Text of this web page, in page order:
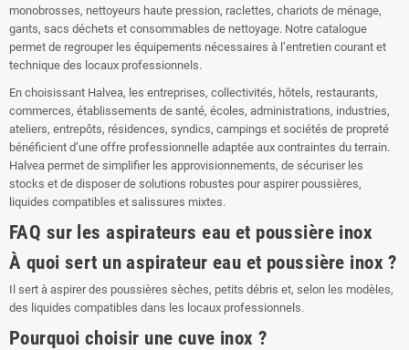
monobrosses, nettoyeurs haute pression, raclettes, chariots de ménage,
gants, sacs déchets et consommables de nettoyage. Notre catalogue
permet de regrouper les équipements nécessaires à l’entretien courant et
technique des locaux professionnels.
En choisissant Halvea, les entreprises, collectivités, hôtels, restaurants,
commerces, établissements de santé, écoles, administrations, industries,
ateliers, entrepôts, résidences, syndics, campings et sociétés de propreté
bénéficient d’une offre professionnelle adaptée aux contraintes du terrain.
Halvea permet de simplifier les approvisionnements, de sécuriser les
stocks et de disposer de solutions robustes pour aspirer poussières,
liquides compatibles et salissures mixtes.
FAQ sur les aspirateurs eau et poussière inox
À quoi sert un aspirateur eau et poussière inox ?
Il sert à aspirer des poussières sèches, petits débris et, selon les modèles,
des liquides compatibles dans les locaux professionnels.
Pourquoi choisir une cuve inox ?